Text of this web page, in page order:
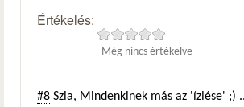
Értékelés:
Még nincs értékelve
#8 Szia, Mindenkinek más az 'ízlése' ;)